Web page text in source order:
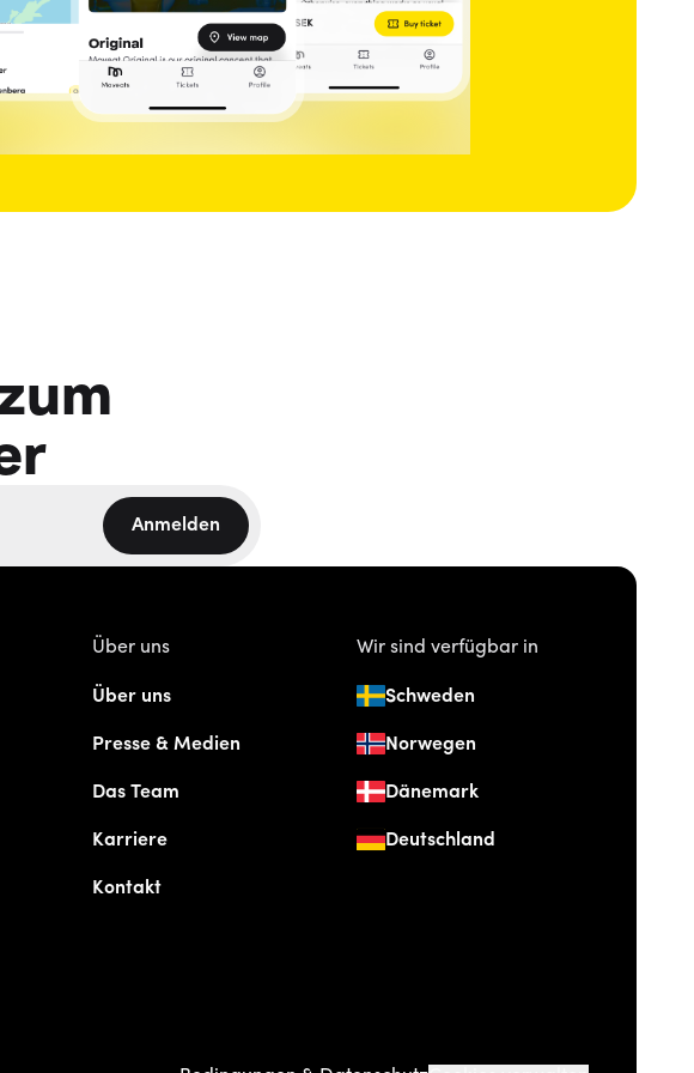
Anmelden
Über uns
Über uns
Presse & Medien
Das Team
Karriere
Kontakt
Wir sind verfügbar in
Schweden
Norwegen
Dänemark
Deutschland